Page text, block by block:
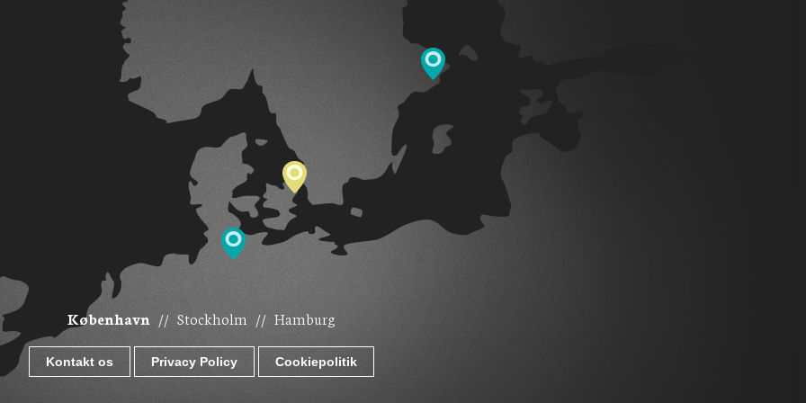
København // Stockholm // Hamburg
Kontakt os Privacy Policy Cookiepolitik